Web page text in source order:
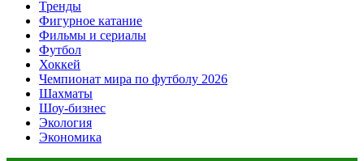
Тренды
Фигурное катание
Фильмы и сериалы
Футбол
Хоккей
Чемпионат мира по футболу 2026
Шахматы
Шоу-бизнес
Экология
Экономика